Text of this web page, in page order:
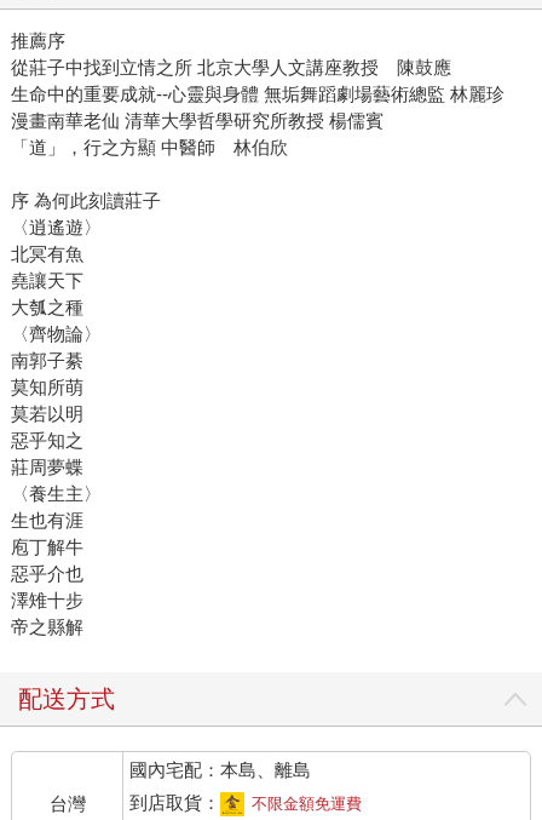
推薦序
從莊子中找到立情之所 北京大學人文講座教授 陳鼓應
生命中的重要成就--心靈與身體 無垢舞蹈劇場藝術總監 林麗珍
漫畫南華老仙 清華大學哲學研究所教授 楊儒賓
「道」，行之方顯 中醫師 林伯欣
序 為何此刻讀莊子
〈逍遙遊〉
北冥有魚
堯讓天下
大瓠之種
〈齊物論〉
南郭子綦
莫知所萌
莫若以明
惡乎知之
莊周夢蝶
〈養生主〉
生也有涯
庖丁解牛
惡乎介也
澤雉十步
帝之縣解
配送方式
台灣
國內宅配：本島、離島
到店取貨：
不限金額免運費